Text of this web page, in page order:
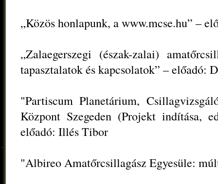
„Közös honlapunk, a www.mcse.hu” –
„Zalaegerszegi (észak-zalai)
tapasztalatok és kapcsolatok” – előadó:
"Partiscum Planetárium,
Központ Szegeden (Projekt indítása,
előadó: Illés Tibor
"Albireo Amatőrcsillagász Egyesüle: